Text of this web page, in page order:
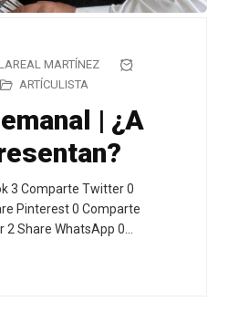
MARTÍNEZ
ARTÍCULISTA
| ¿A
3 Comparte Twitter 0
Pinterest 0 Comparte
2 Share WhatsApp 0…